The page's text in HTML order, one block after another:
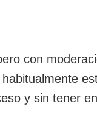
con
y sin tener